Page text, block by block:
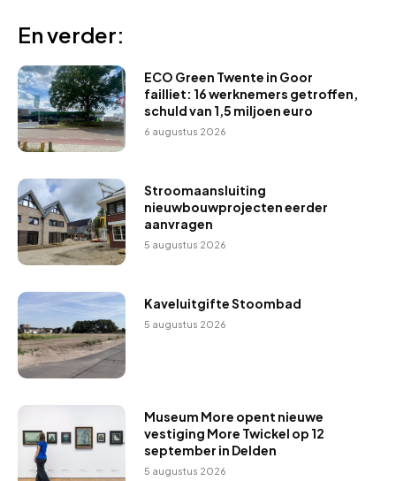
En verder:
ECO Green Twente in Goor
failliet: 16 werknemers getroffen,
schuld van 1,5 miljoen euro
6 augustus 2026
Stroomaansluiting
nieuwbouwprojecten eerder
aanvragen
5 augustus 2026
Kaveluitgifte Stoombad
5 augustus 2026
Museum More opent nieuwe
vestiging More Twickel op 12
september in Delden
5 augustus 2026